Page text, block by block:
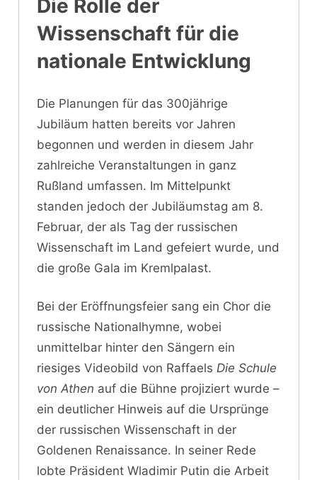
Die Rolle der
Wissenschaft für die
nationale Entwicklung
Die Planungen für das 300jährige
Jubiläum hatten bereits vor Jahren
begonnen und werden in diesem Jahr
zahlreiche Veranstaltungen in ganz
Rußland umfassen. Im Mittelpunkt
standen jedoch der Jubiläumstag am 8.
Februar, der als Tag der russischen
Wissenschaft im Land gefeiert wurde, und
die große Gala im Kremlpalast.
Bei der Eröffnungsfeier sang ein Chor die
russische Nationalhymne, wobei
unmittelbar hinter den Sängern ein
riesiges Videobild von Raffaels Die Schule
von Athen auf die Bühne projiziert wurde –
ein deutlicher Hinweis auf die Ursprünge
der russischen Wissenschaft in der
Goldenen Renaissance. In seiner Rede
lobte Präsident Wladimir Putin die Arbeit